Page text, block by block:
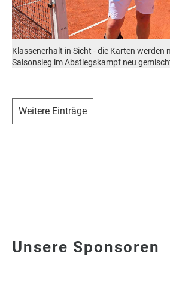
Klassenerhalt in Sicht - die Karten werden
Saisonsieg im Abstiegskampf neu
Weitere Einträge
Unsere Sponsoren